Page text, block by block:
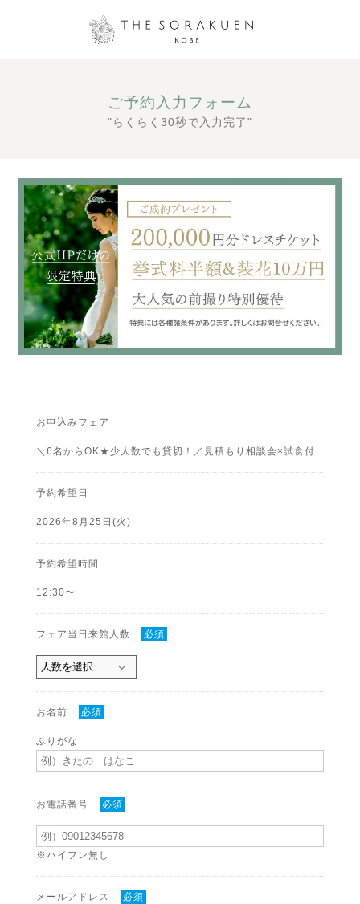
ご予約入力フォーム
"らくらく30秒で入力完了"
お申込みフェア
＼6名からOK★少人数でも貸切！／見積もり相談会×試食付
予約希望日
2026年8月25日(火)
予約希望時間
12:30〜
フェア当日来館人数 必須
お名前 必須
ふりがな
お電話番号 必須
※ハイフン無し
メールアドレス 必須